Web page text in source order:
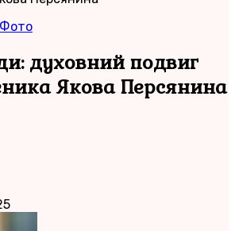
Фото
духовний подвиг
Якова Персянина